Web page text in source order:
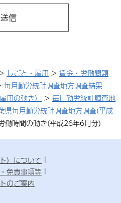
しごと・雇用 > 賃金・労働問題
毎月勤労統計調査地方調査結果
用の動き）
> 毎月勤労統計調査地
県毎月勤労統計調査地方調査(平成
働時間の動き(平成26年6月分)
）について
免責事項等
のご案内